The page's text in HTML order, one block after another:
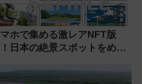
ホで集める激レアNFT版
！日本の絶景スポットをめぐ
」企画がスタート